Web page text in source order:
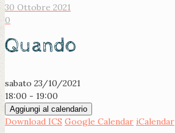
30 Ottobre 2021
0
Quando
sabato 23/10/2021
18:00 - 19:00
Aggiungi al calendario
Download ICS Google Calendar iCalendar